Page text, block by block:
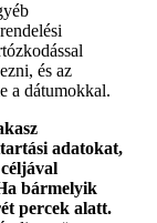
és az
a dátumokkal.
adatokat,
bármelyik
percek alatt.